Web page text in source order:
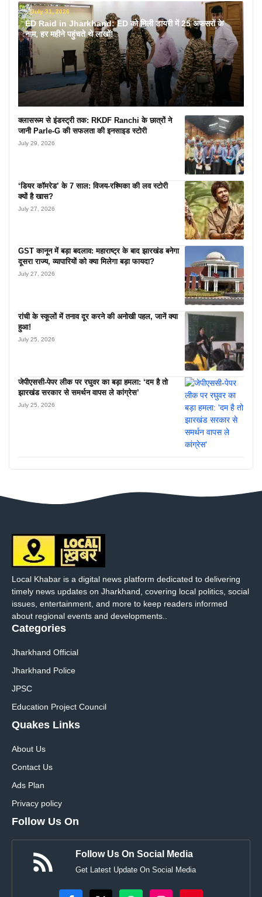
July 31, 2026
ED Raid in Jharkhand: ED को मिली डायरी में 25 अफसरों के
नाम, हर महीने पहुंचते थे लाखों!
क्लासरूम से इंडस्ट्री तक: RKDF Ranchi के छात्रों ने
जानी Parle-G की सफलता की इनसाइड स्टोरी
July 29, 2026
‘डियर कॉमरेड’ के 7 साल: विजय-रश्मिका की लव स्टोरी
क्यों है खास?
July 27, 2026
GST कानून में बड़ा बदलाव: महाराष्ट्र के बाद झारखंड बनेगा
दूसरा राज्य, व्यापारियों को क्या मिलेगा बड़ा फायदा?
July 27, 2026
रांची के स्कूलों में तनाव दूर करने की अनोखी पहल, जानें क्या
हुआ!
July 25, 2026
जेपीएससी-पेपर लीक पर रघुवर का बड़ा हमला: ‘दम है तो
झारखंड सरकार से समर्थन वापस ले कांग्रेस’
July 25, 2026
Local Khabar is a digital news platform dedicated to delivering
timely news updates on Jharkhand, covering local politics, social
issues, entertainment, and more to keep readers informed
about regional events and developments..
Categories
Jharkhand Official
Jharkhand Police
JPSC
Education Project Council
Quakes Links
About Us
Contact Us
Ads Plan
Privacy policy
Follow Us On
Follow Us On Social Media
Get Latest Update On Social Media